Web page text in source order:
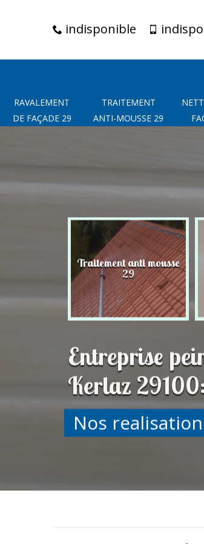
indisponible
RAVALEMENT
DE FAÇADE 29
TRAITEMENT
ANTI-MOUSSE 29
Traitement anti mousse
29
Entreprise
Kerlaz
Nos